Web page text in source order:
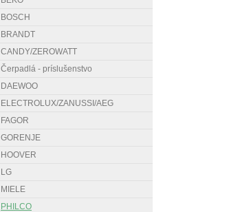
BOSCH
BRANDT
CANDY/ZEROWATT
Čerpadlá - príslušenstvo
DAEWOO
ELECTROLUX/ZANUSSI/AEG
FAGOR
GORENJE
HOOVER
LG
MIELE
PHILCO